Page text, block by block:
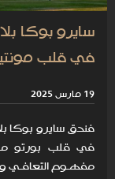
سايرو بوكا
في قلب
19 مارس 2025
في قلب بورتو
مفهـوم التعافـي